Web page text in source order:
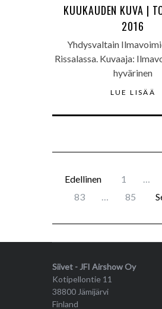
KUUKAUDEN KUVA |
2016
Yhdysvaltain
Rissalassa. Kuvaaja:
hyvärinen
LUE LISÄÄ
Edellinen 1 …
83
… 85
Siivet - JFI Airshow Oy
Kotipellontie 11
38800 Jämijärvi
Finland